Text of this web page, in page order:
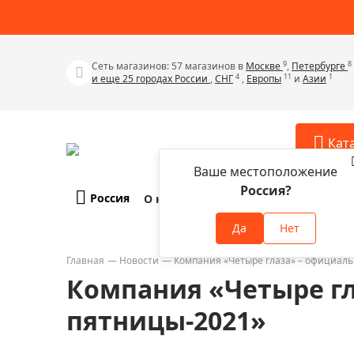
Сеть магазинов: 57 магазинов в Москве 9, Петербурге 8
и еще 25 городах России ,СНГ 4 , Европы 11 и Азии 1
Телескопы
Бинокли
Зрительные трубы
Лупы
Россия
Ваше местоположение
Россия?
Да Нет
О компании Оплата и доставка
Главная Новости Компания «Четыре глаза» –
Компания «Четыре
пятницы-2021»